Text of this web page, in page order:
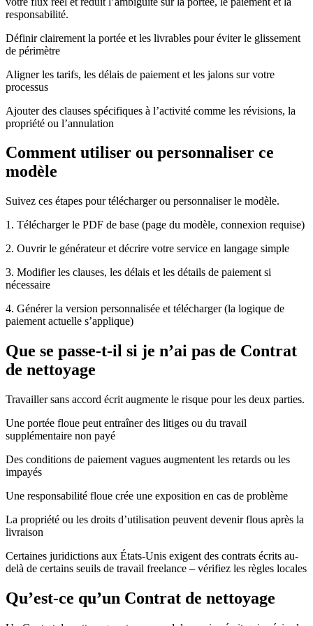
responsabilité.
Définir clairement la portée et les livrables pour éviter le glissement
de périmètre
Aligner les tarifs, les délais de paiement et les jalons sur votre
processus
Ajouter des clauses spécifiques à l’activité comme les révisions, la
propriété ou l’annulation
Comment utiliser ou personnaliser ce
modèle
Suivez ces étapes pour télécharger ou personnaliser le modèle.
1. Télécharger le PDF de base (page du modèle, connexion requise)
2. Ouvrir le générateur et décrire votre service en langage simple
3. Modifier les clauses, les délais et les détails de paiement si
nécessaire
4. Générer la version personnalisée et télécharger (la logique de
paiement actuelle s’applique)
Que se passe-t-il si je n’ai pas de Contrat
de nettoyage
Travailler sans accord écrit augmente le risque pour les deux parties.
Une portée floue peut entraîner des litiges ou du travail
supplémentaire non payé
Des conditions de paiement vagues augmentent les retards ou les
impayés
Une responsabilité floue crée une exposition en cas de problème
La propriété ou les droits d’utilisation peuvent devenir flous après la
livraison
Certaines juridictions aux États-Unis exigent des contrats écrits au-
delà de certains seuils de travail freelance – vérifiez les règles locales
Qu’est-ce qu’un Contrat de nettoyage